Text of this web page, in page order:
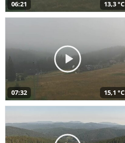
06:21 13,3 °C
07:32 15,1 °C